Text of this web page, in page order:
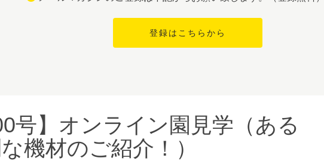
号】オンライン園見学（ある
機材のご紹介！）